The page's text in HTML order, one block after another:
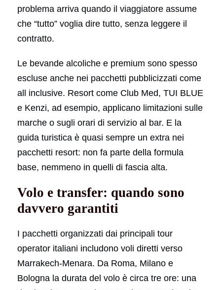
problema arriva quando il viaggiatore assume
che “tutto” voglia dire tutto, senza leggere il
contratto.
Le bevande alcoliche e premium sono spesso
escluse anche nei pacchetti pubblicizzati come
all inclusive. Resort come Club Med, TUI BLUE
e Kenzi, ad esempio, applicano limitazioni sulle
marche o sugli orari di servizio al bar. E la
guida turistica è quasi sempre un extra nei
pacchetti resort: non fa parte della formula
base, nemmeno in quelli di fascia alta.
Volo e transfer: quando sono
davvero garantiti
I pacchetti organizzati dai principali tour
operator italiani includono voli diretti verso
Marrakech-Menara. Da Roma, Milano e
Bologna la durata del volo è circa tre ore: una